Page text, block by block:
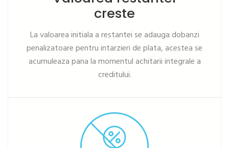
creste
La valoarea initiala a restantei se adauga dobanzi
penalizatoare pentru intarzieri de plata, acestea se
acumuleaza pana la momentul achitarii integrale a
creditului.